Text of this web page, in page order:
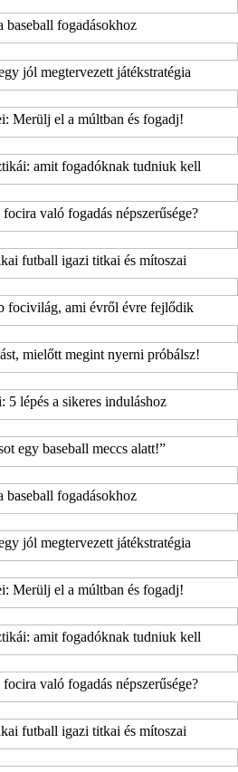
fogadásokhoz
jól megtervezett játékstratégia
Merülj el a múltban és fogadj!
amit fogadóknak tudniuk kell
való fogadás népszerűsége?
futball igazi titkai és mítoszai
focivilág, ami évről évre fejlődik
mielőtt megint nyerni próbálsz!
lépés a sikeres induláshoz
egy baseball meccs alatt!”
fogadásokhoz
jól megtervezett játékstratégia
Merülj el a múltban és fogadj!
amit fogadóknak tudniuk kell
való fogadás népszerűsége?
futball igazi titkai és mítoszai